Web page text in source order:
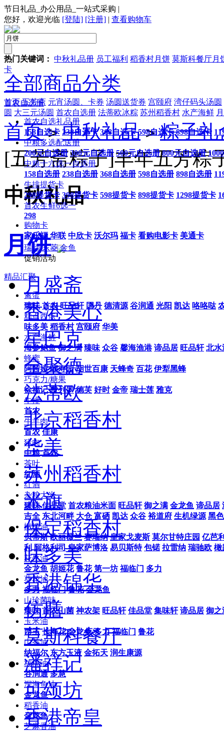
节日礼品_办公用品_一站式采购 |
您好，欢迎光临 [登陆] [注册] | 查看购物车
热门关键词： 中秋礼品册 员工福利 稻香村月饼 莫斯科餐厅月
卡
全部商品分类
首农自选册
首农自选礼品册
158自选卡 238自选卡 368自选卡 598自选卡 898自选卡
中粮多选配送册
200元自选册 300元自选册 500元自选册 800元自选册
中粮十六选一自选册
158自选册 238自选册 368自选册 598自选册 898自选册
牛排提货卡
298提货卡 398提货卡 598提货卡 898提货卡 1298提货卡
首农生鲜6选一
298
购物卡
家乐福 华联 中欣卡 沃尔玛 福卡 看购电影卡 美通卡
瑞动 东菱 金鱼
促销活动
精品汇聚
禽蛋
臻味 首农 旺品轩 国丹 德清源 谷润通 光阳 凯达 咯咯哒
糕点西点
味多美 稻香村 宫颐府 华美
水产海鲜
海参鲍鱼 御之满 臻味 众谷 馨海渔港 谛品居 旺品轩 北水
蜂蜜
阿茜娅 颐寿园 胡世百康 天蜂奇 百花 伊犁黑蜂
巧克力/糖果
徐福记 费列罗 德芙 好时 金帝 瑞士莲 雅克
牛排
首农
牛羊肉
首农 佳康
猪肉
中粮 首农
茶叶
红酒
红酒
杂粮大米
臻味 佳品堂 首农粮油米面 旺品轩 御之满 金龙鱼 谛品居
吉全 东北河畔 大仓 富硒 凯达 众谷 裕道府 生机绿源 黑
橄榄油
贝蒂斯 欧丽薇兰 赛瑞纳 皇家戈麦斯 莫尔甘特庄园 亿芭
利 阿格利司 皇家萨博洛 易贝斯特 包锘 拉雷纳 瑞驰欧 橄
花生油
金龙鱼 胡姬花 鲁花 第一坊 福临门 多力
葵花油
多力 福临门 鲁花 金龙鱼
山珍菌味
臻味 首农山菌 神农架 旺品轩 佳品堂 集味轩 谛品居 御之
玉米油
西王 长寿花 金龙鱼 多力 福临门 鲁花
山茶油
纳福尔 东方玉液 金拓天 润生康源
核桃油
谷润通 多慧
深海鱼油
金龙鱼
稻香油
金龙鱼
芝麻香油
首页五芳斋 元宵汤圆、卡券 汤圆送货券 宫颐府 湾仔码头汤圆
圆 大三元汤圆 首农自选册 法蒂欧冰粽 苏州稻香村 水产海鲜
首页 > 中秋礼品 > 粽子礼
[五芳斋粽子]丰年五芳粽
中秋礼品
月饼
月盛斋
香港美心
星巴克
全聚德
法蒂欧
北京稻香村
华美
苏州稻香村
米旗
保定稻香村
味多美
香港锦华
仿膳
莫斯科餐厅
潘祥记
可颂坊
香港帝皇